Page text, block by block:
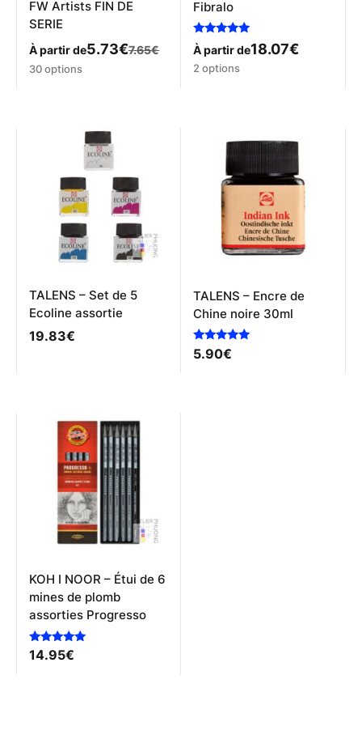
FW Artists FIN DE
SERIE
À partir de 7.65€
5.73€
Ce
variations.
peuvent
choisies
page
produit
30 options
Fibralo
Note
5.00
sur 5
À partir de18.07€
Ce
options
peuvent
choisies
produit
2 options
TALENS – Set de 5
Ecoline assortie
19.83€
TALENS – Encre de
Chine noire 30ml
Note
5.00
5.90€
KOH I NOOR – Étui de 6
mines de plomb
assorties Progresso
Note
5.00
14.95€